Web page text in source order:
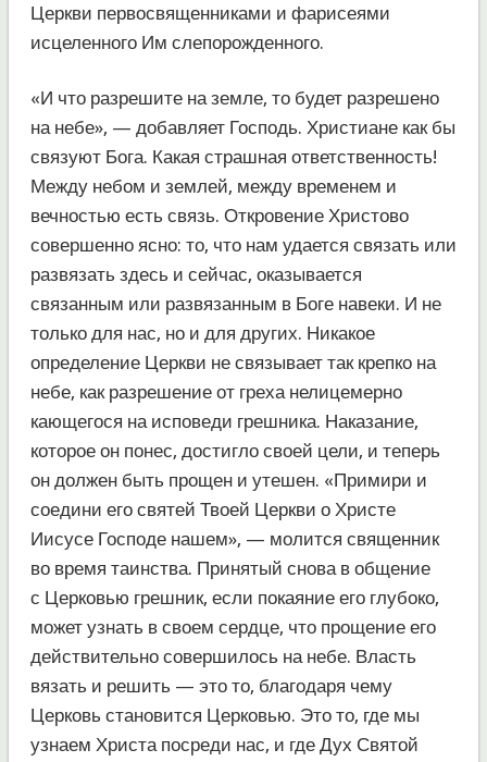
Церкви первосвященниками и фарисеями
исцеленного Им слепорожденного.
«И что разрешите на земле, то будет разрешено
на небе», — добавляет Господь. Христиане как бы
связуют Бога. Какая страшная ответственность!
Между небом и землей, между временем и
вечностью есть связь. Откровение Христово
совершенно ясно: то, что нам удается связать или
развязать здесь и сейчас, оказывается
связанным или развязанным в Боге навеки. И не
только для нас, но и для других. Никакое
определение Церкви не связывает так крепко на
небе, как разрешение от греха нелицемерно
кающегося на исповеди грешника. Наказание,
которое он понес, достигло своей цели, и теперь
он должен быть прощен и утешен. «Примири и
соедини его святей Твоей Церкви о Христе
Иисусе Господе нашем», — молится священник
во время таинства. Принятый снова в общение
с Церковью грешник, если покаяние его глубоко,
может узнать в своем сердце, что прощение его
действительно совершилось на небе. Власть
вязать и решить — это то, благодаря чему
Церковь становится Церковью. Это то, где мы
узнаем Христа посреди нас, и где Дух Святой